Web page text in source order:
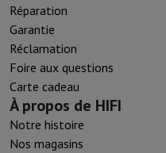
Réparation
Garantie
Réclamation
Foire aux questions
Carte cadeau
À propos de HIFI
Notre histoire
Nos magasins